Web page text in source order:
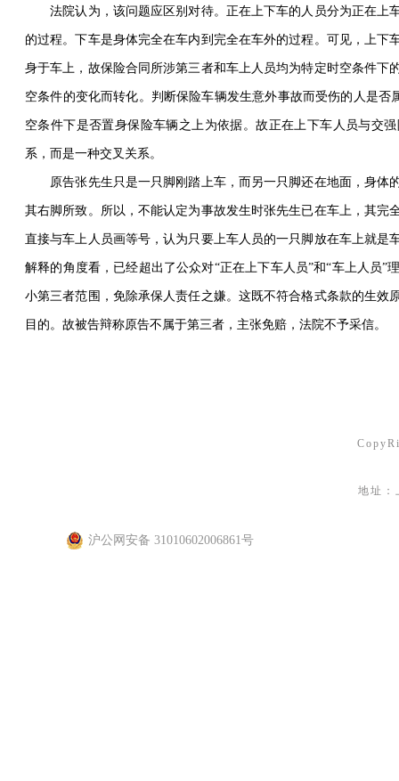
法院认为，该问题应区别对待。正在上下车的人员分为正在上
的过程。下车是身体完全在车内到完全在车外的过程。可见，上
身于车上，故保险合同所涉第三者和车上人员均为特定时空条件
空条件的变化而转化。判断保险车辆发生意外事故而受伤的人是否
空条件下是否置身保险车辆之上为依据。故正在上下车人员与交
系，而是一种交叉关系。
原告张先生只是一只脚刚踏上车，而另一只脚还在地面，身体
其右脚所致。所以，不能认定为事故发生时张先生已在车上，其
直接与车上人员画等号，认为只要上车人员的一只脚放在车上就
解释的角度看，已经超出了公众对“正在上下车人员”和“车上人员
小第三者范围，免除承保人责任之嫌。这既不符合格式条款的生
目的。故被告辩称原告不属于第三者，主张免赔，法院不予采信。
地址
沪公网安备 31010602006861号